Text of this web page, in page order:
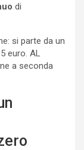
di
si parte da un
euro. AL
a seconda